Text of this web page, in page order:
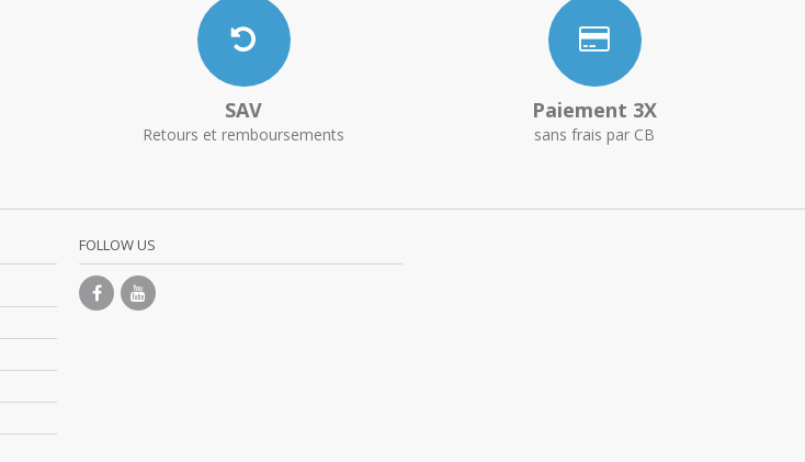
SAV
Retours et remboursements
Paiement 3X
sans frais par CB
FOLLOW US